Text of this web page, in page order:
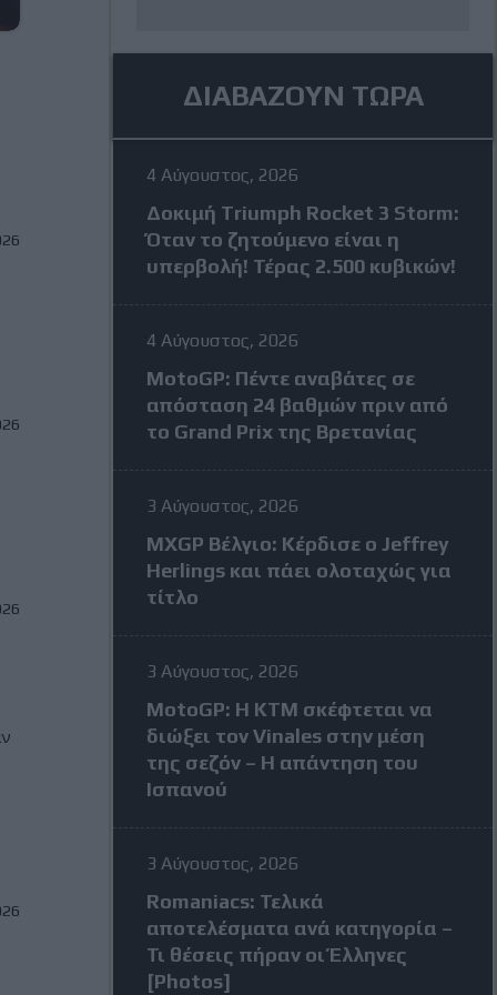
ΔΙΑΒΑΖΟΥΝ ΤΩΡΑ
4 Αύγουστος, 2026
Δοκιμή Triumph Rocket 3 Storm:
Όταν το ζητούμενο είναι η
υπερβολή! Τέρας 2.500 κυβικών!
4 Αύγουστος, 2026
MotoGP: Πέντε αναβάτες σε
απόσταση 24 βαθμών πριν από
το Grand Prix της Βρετανίας
3 Αύγουστος, 2026
MXGP Βέλγιο: Κέρδισε ο Jeffrey
Herlings και πάει ολοταχώς για
τίτλο
3 Αύγουστος, 2026
MotoGP: Η KTM σκέφτεται να
διώξει τον Vinales στην μέση
της σεζόν – Η απάντηση του
Ισπανού
3 Αύγουστος, 2026
Romaniacs: Τελικά
αποτελέσματα ανά κατηγορία –
Τι θέσεις πήραν οι Έλληνες
[Photos]